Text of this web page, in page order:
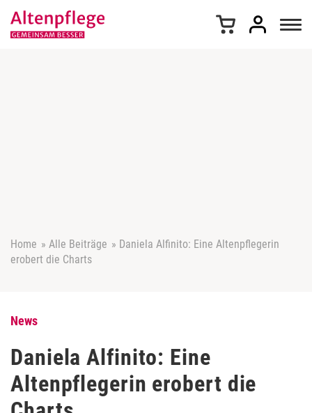
Home » Alle Beiträge » Daniela Alfinito: Eine Altenpflegerin
erobert die Charts
News
Daniela Alfinito: Eine
Altenpflegerin erobert die